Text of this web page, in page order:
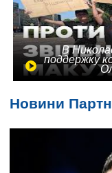
В
поддержку